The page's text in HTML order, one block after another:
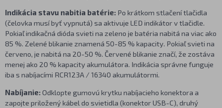
Indikácia stavu nabitia batérie: Po krátkom stlačení tlačidla
(čelovka musí byť vypnutá) sa aktivuje LED indikátor v tlačidle.
Pokiaľ indikačná dióda svieti na zeleno je batéria nabitá na viac ako
85 %. Zelené blikanie znamená 50-85 % kapacity. Pokiaľ svieti na
červeno, je nabitá na 20-50 %. Červené blikanie značí, že zostáva
menej ako 20 % kapacity akumulátora. Indikácia správne funguje
iba s nabíjacími RCR123A / 16340 akumulátormi.
Nabíjanie:Odklopte gumovú krytku nabíjacieho konektora a
zapojte priložený kábel do svietidla (konektor USB-C), druhý